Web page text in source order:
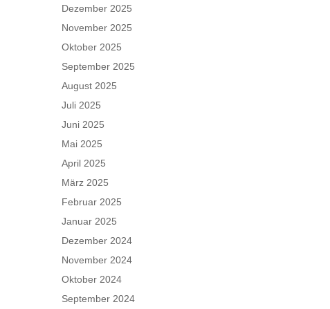
Dezember 2025
November 2025
Oktober 2025
September 2025
August 2025
Juli 2025
Juni 2025
Mai 2025
April 2025
März 2025
Februar 2025
Januar 2025
Dezember 2024
November 2024
Oktober 2024
September 2024